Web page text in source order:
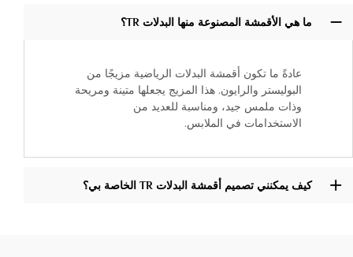
ما هي الأقمشة المصنوعة منها البدلات TR؟
عادةً ما تكون أقمشة البدلات الرياضية مزيجًا من
البوليستر والرايون. هذا المزيج يجعلها متينة ومريحة
وذات ملمس جيد، ومناسبة للعديد من
الاستخدامات في الملابس.
كيف يمكنني تصميم أقمشة البدلات TR الخاصة بي؟